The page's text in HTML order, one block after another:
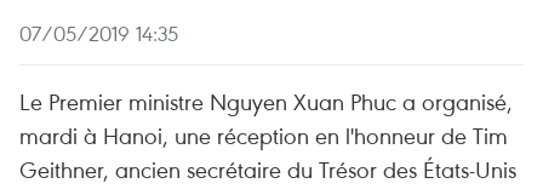
07/05/2019 14:35
Le Premier ministre Nguyen Xuan Phuc a organisé,
mardi à Hanoi, une réception en l'honneur de Tim
Geithner, ancien secrétaire du Trésor des États-Unis